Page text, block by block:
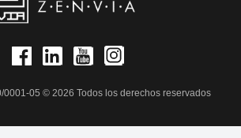
0001-05 © 2026 Todos los derechos reservados